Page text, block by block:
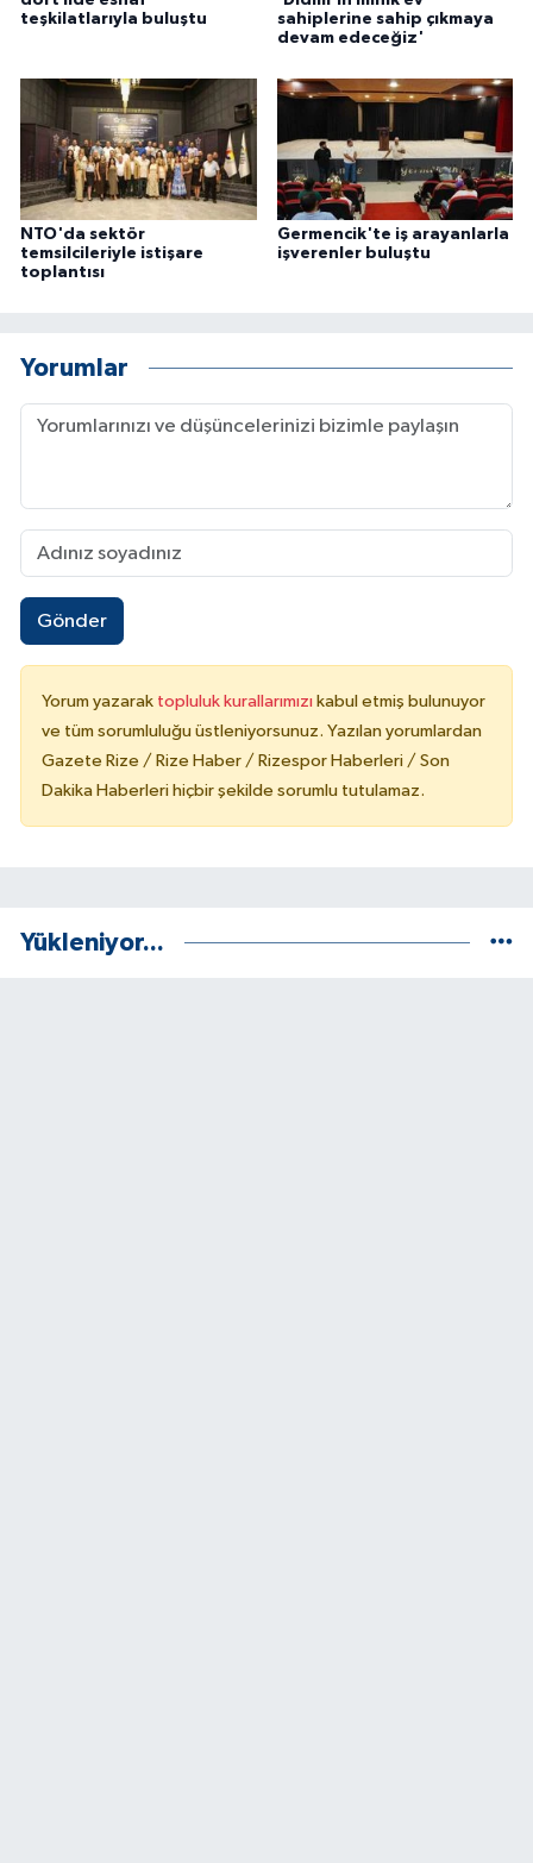
teşkilatlarıyla buluştu
sahiplerine sahip çıkmaya
devam edeceğiz'
NTO'da sektör
temsilcileriyle istişare
toplantısı
Germencik'te iş arayanlarla
işverenler buluştu
Yorumlar
Gönder
Yorum yazarak topluluk kurallarımızı kabul etmiş bulunuyor
ve tüm sorumluluğu üstleniyorsunuz. Yazılan yorumlardan
Gazete Rize / Rize Haber / Rizespor Haberleri / Son
Dakika Haberleri hiçbir şekilde sorumlu tutulamaz.
Yükleniyor...